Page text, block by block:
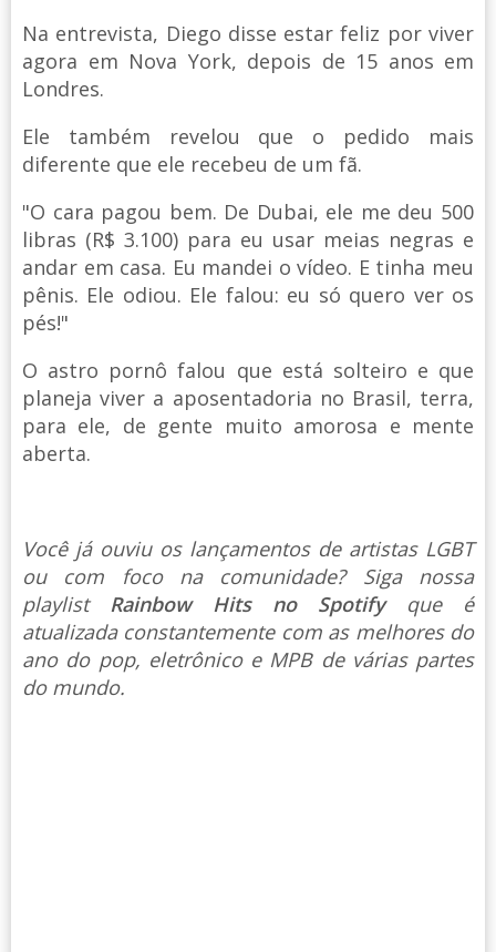
Na entrevista, Diego disse estar feliz por viver
agora em Nova York, depois de 15 anos em
Londres.
Ele também revelou que o pedido mais
diferente que ele recebeu de um fã.
"O cara pagou bem. De Dubai, ele me deu 500
libras (R$ 3.100) para eu usar meias negras e
andar em casa. Eu mandei o vídeo. E tinha meu
pênis. Ele odiou. Ele falou: eu só quero ver os
pés!"
O astro pornô falou que está solteiro e que
planeja viver a aposentadoria no Brasil, terra,
para ele, de gente muito amorosa e mente
aberta.
Você já ouviu os lançamentos de artistas LGBT
ou com foco na comunidade? Siga nossa
playlist Rainbow Hits no Spotify que é
atualizada constantemente com as melhores do
ano do pop, eletrônico e MPB de várias partes
do mundo.